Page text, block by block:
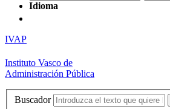
Idioma
IVAP
Instituto Vasco de
Administración Pública
Buscador